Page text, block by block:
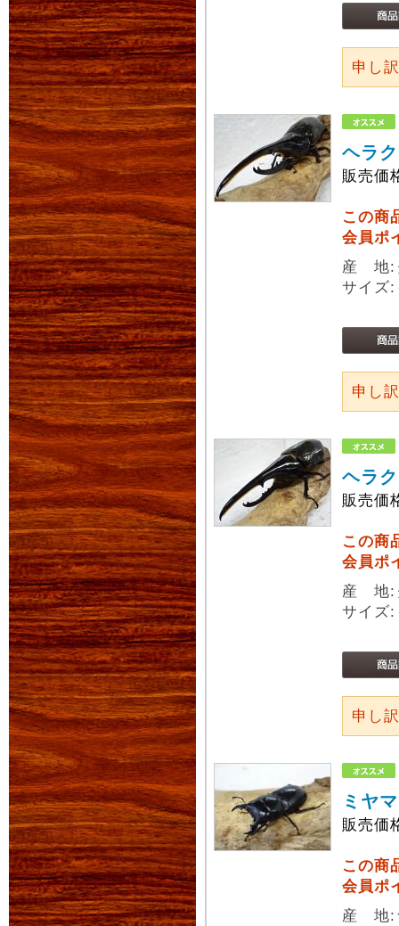
申し
ヘラ
販売価
この商
会員ポ
産 地:
サイ
申し
ヘラ
販売価
この商
会員ポ
産 地:
サイ
申し
ミヤ
販売価
この商
会員ポ
産 地: